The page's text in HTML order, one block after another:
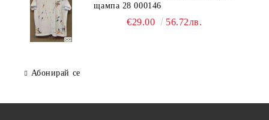
щампа 28 000146
€29.00 56.72лв.
Абонирай се